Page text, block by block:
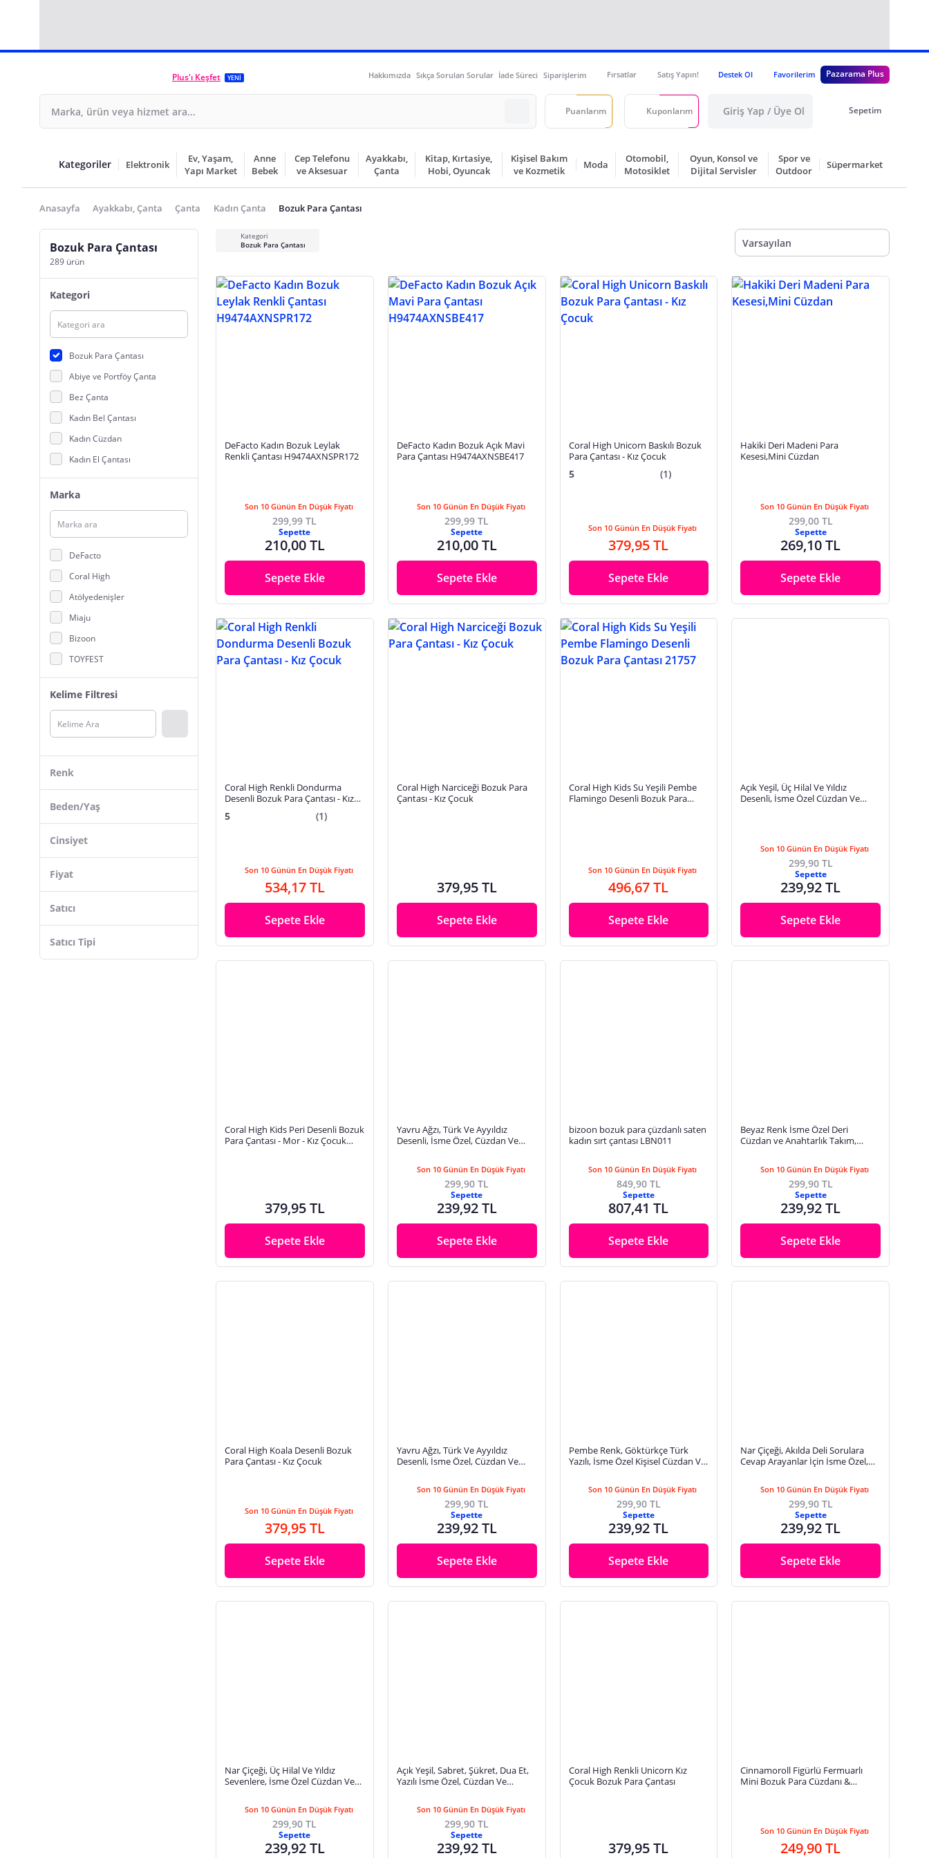
Plus'ı Keşfet YENİ Hakkımızda Sıkça Sorulan Sorular İade Süreci Siparişlerim Fırsatlar Satış Yapın! Destek Ol Favorilerim Pazarama Plus
Puanlarım Kuponlarım Giriş Yap / Üye Ol Sepetim
Kategoriler Elektronik
Ev, Yaşam,
Yapı Market
Anne
Bebek
Cep Telefonu
ve Aksesuar
Ayakkabı,
Çanta
Kitap, Kırtasiye,
Hobi, Oyuncak
Kişisel Bakım
ve Kozmetik
Moda
Otomobil,
Motosiklet
Oyun, Konsol ve
Dijital Servisler
Spor ve
Outdoor
Süpermarket
Anasayfa Ayakkabı, Çanta Çanta Kadın Çanta Bozuk Para Çantası
Bozuk Para Çantası
289 ürün
Kategori
Bozuk Para Çantası
Abiye ve Portföy Çanta
Bez Çanta
Kadın Bel Çantası
Kadın Cüzdan
Kadın El Çantası
Kadın Evrak Çantası
Kadın Kartlık, Pasaportluk
Kadın Omuz Çantası
Plaj Çantası
Marka
DeFacto
Coral High
Atölyedenişler
Miaju
Bizoon
TOYFEST
Desa
SEABUBBLES
Kipling
Legami
Casaba Hediyelik
Chopper
Livenda
Hedea
Kelime Filtresi
Renk
Açık Yeşil
Nar Çiçeği
Açık Mavi
Turkuaz
Beden/Yaş
Cinsiyet
Erkek
Fiyat
Satıcı
Satıcı Tipi
Kategori
Bozuk Para Çantası
Varsayılan
DeFacto Kadın Bozuk Leylak
Renkli Çantası H9474AXNSPR172
Son 10 Günün En Düşük Fiyatı
299,99 TL
Sepette
210,00 TL
Sepete Ekle
DeFacto Kadın Bozuk Açık Mavi
Para Çantası H9474AXNSBE417
Son 10 Günün En Düşük Fiyatı
299,99 TL
Sepette
210,00 TL
Sepete Ekle
Coral High Unicorn Baskılı Bozuk
Para Çantası - Kız Çocuk
5 (1)
Son 10 Günün En Düşük Fiyatı
379,95 TL
Sepete Ekle
Hakiki Deri Madeni Para
Kesesi,Mini Cüzdan
Son 10 Günün En Düşük Fiyatı
299,00 TL
Sepette
269,10 TL
Sepete Ekle
Coral High Renkli Dondurma
Desenli Bozuk Para Çantası - Kız
5 (1)
Son 10 Günün En Düşük Fiyatı
534,17 TL
Sepete Ekle
Coral High Narciceği Bozuk Para
Çantası - Kız Çocuk
379,95 TL
Sepete Ekle
Coral High Kids Su Yeşili Pembe
Flamingo Desenli Bozuk Para
Son 10 Günün En Düşük Fiyatı
496,67 TL
Sepete Ekle
Açık Yeşil, Üç Hilal Ve Yıldız
Desenli, İsme Özel Cüzdan Ve
Son 10 Günün En Düşük Fiyatı
299,90 TL
Sepette
239,92 TL
Sepete Ekle
Coral High Kids Peri Desenli Bozuk
Para Çantası - Mor - Kız Çocuk
379,95 TL
Sepete Ekle
Yavru Ağzı, Türk Ve Ayyıldız
Desenli, İsme Özel, Cüzdan Ve
Son 10 Günün En Düşük Fiyatı
299,90 TL
Sepette
239,92 TL
Sepete Ekle
bizoon bozuk para çüzdanlı saten
kadın sırt çantası LBN011
Son 10 Günün En Düşük Fiyatı
849,90 TL
Sepette
807,41 TL
Sepete Ekle
Beyaz Renk İsme Özel Deri
Cüzdan ve Anahtarlık Takım,
Son 10 Günün En Düşük Fiyatı
299,90 TL
Sepette
239,92 TL
Sepete Ekle
Coral High Koala Desenli Bozuk
Para Çantası - Kız Çocuk
Son 10 Günün En Düşük Fiyatı
379,95 TL
Sepete Ekle
Yavru Ağzı, Türk Ve Ayyıldız
Desenli, İsme Özel, Cüzdan Ve
Son 10 Günün En Düşük Fiyatı
299,90 TL
Sepette
239,92 TL
Sepete Ekle
Pembe Renk, Göktürkçe Türk
Yazılı, İsme Özel Kişisel Cüzdan Ve
Son 10 Günün En Düşük Fiyatı
299,90 TL
Sepette
239,92 TL
Sepete Ekle
Nar Çiçeği, Akılda Deli Sorulara
Cevap Arayanlar İçin İsme Özel,
Son 10 Günün En Düşük Fiyatı
299,90 TL
Sepette
239,92 TL
Sepete Ekle
Nar Çiçeği, Üç Hilal Ve Yıldız
Sevenlere, İsme Özel Cüzdan Ve
Son 10 Günün En Düşük Fiyatı
299,90 TL
Sepette
239,92 TL
Açık Yeşil, Sabret, Şükret, Dua Et,
Yazılı İsme Özel, Cüzdan Ve
Son 10 Günün En Düşük Fiyatı
299,90 TL
Sepette
239,92 TL
Coral High Renkli Unicorn Kız
Çocuk Bozuk Para Çantası
379,95 TL
Cinnamoroll Figürlü Fermuarlı
Mini Bozuk Para Cüzdanı &
Son 10 Günün En Düşük Fiyatı
249,90 TL